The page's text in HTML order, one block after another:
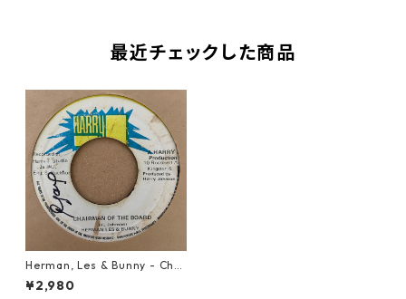
最近チェックした商品
Herman, Les & Bunny - Chai
rman Of The Board【7-2127
2】
¥2,980